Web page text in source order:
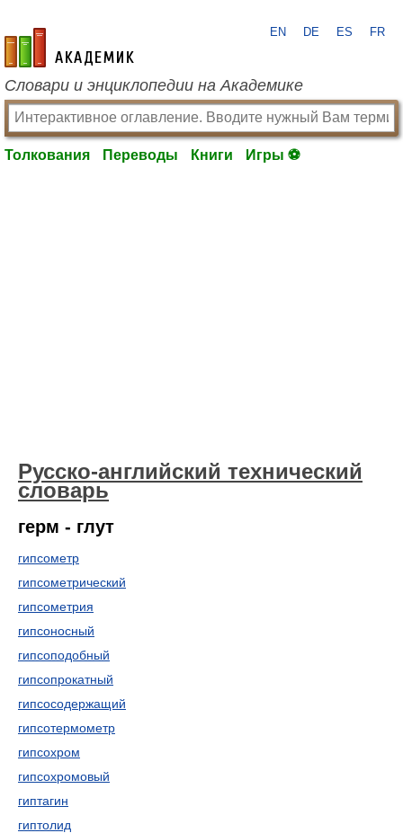
academic.ru
EN DE ES FR
Словари и энциклопедии на Академике
Толкования Переводы Книги Игры ⚽
Русско-английский технический
словарь
герм - глут
гипсометр
гипсометрический
гипсометрия
гипсоносный
гипсоподобный
гипсопрокатный
гипсосодержащий
гипсотермометр
гипсохром
гипсохромовый
гиптагин
гиптолид